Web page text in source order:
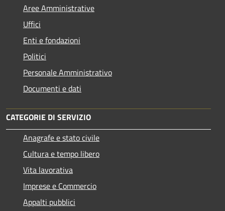
Aree Amministrative
Uffici
Enti e fondazioni
Politici
Personale Amministrativo
Documenti e dati
CATEGORIE DI SERVIZIO
Anagrafe e stato civile
Cultura e tempo libero
Vita lavorativa
Imprese e Commercio
Appalti pubblici